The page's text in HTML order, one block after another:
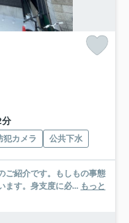
分
犯カメラ 公共下水
ご紹介です。もしもの事態
ます。身支度に必... もっと